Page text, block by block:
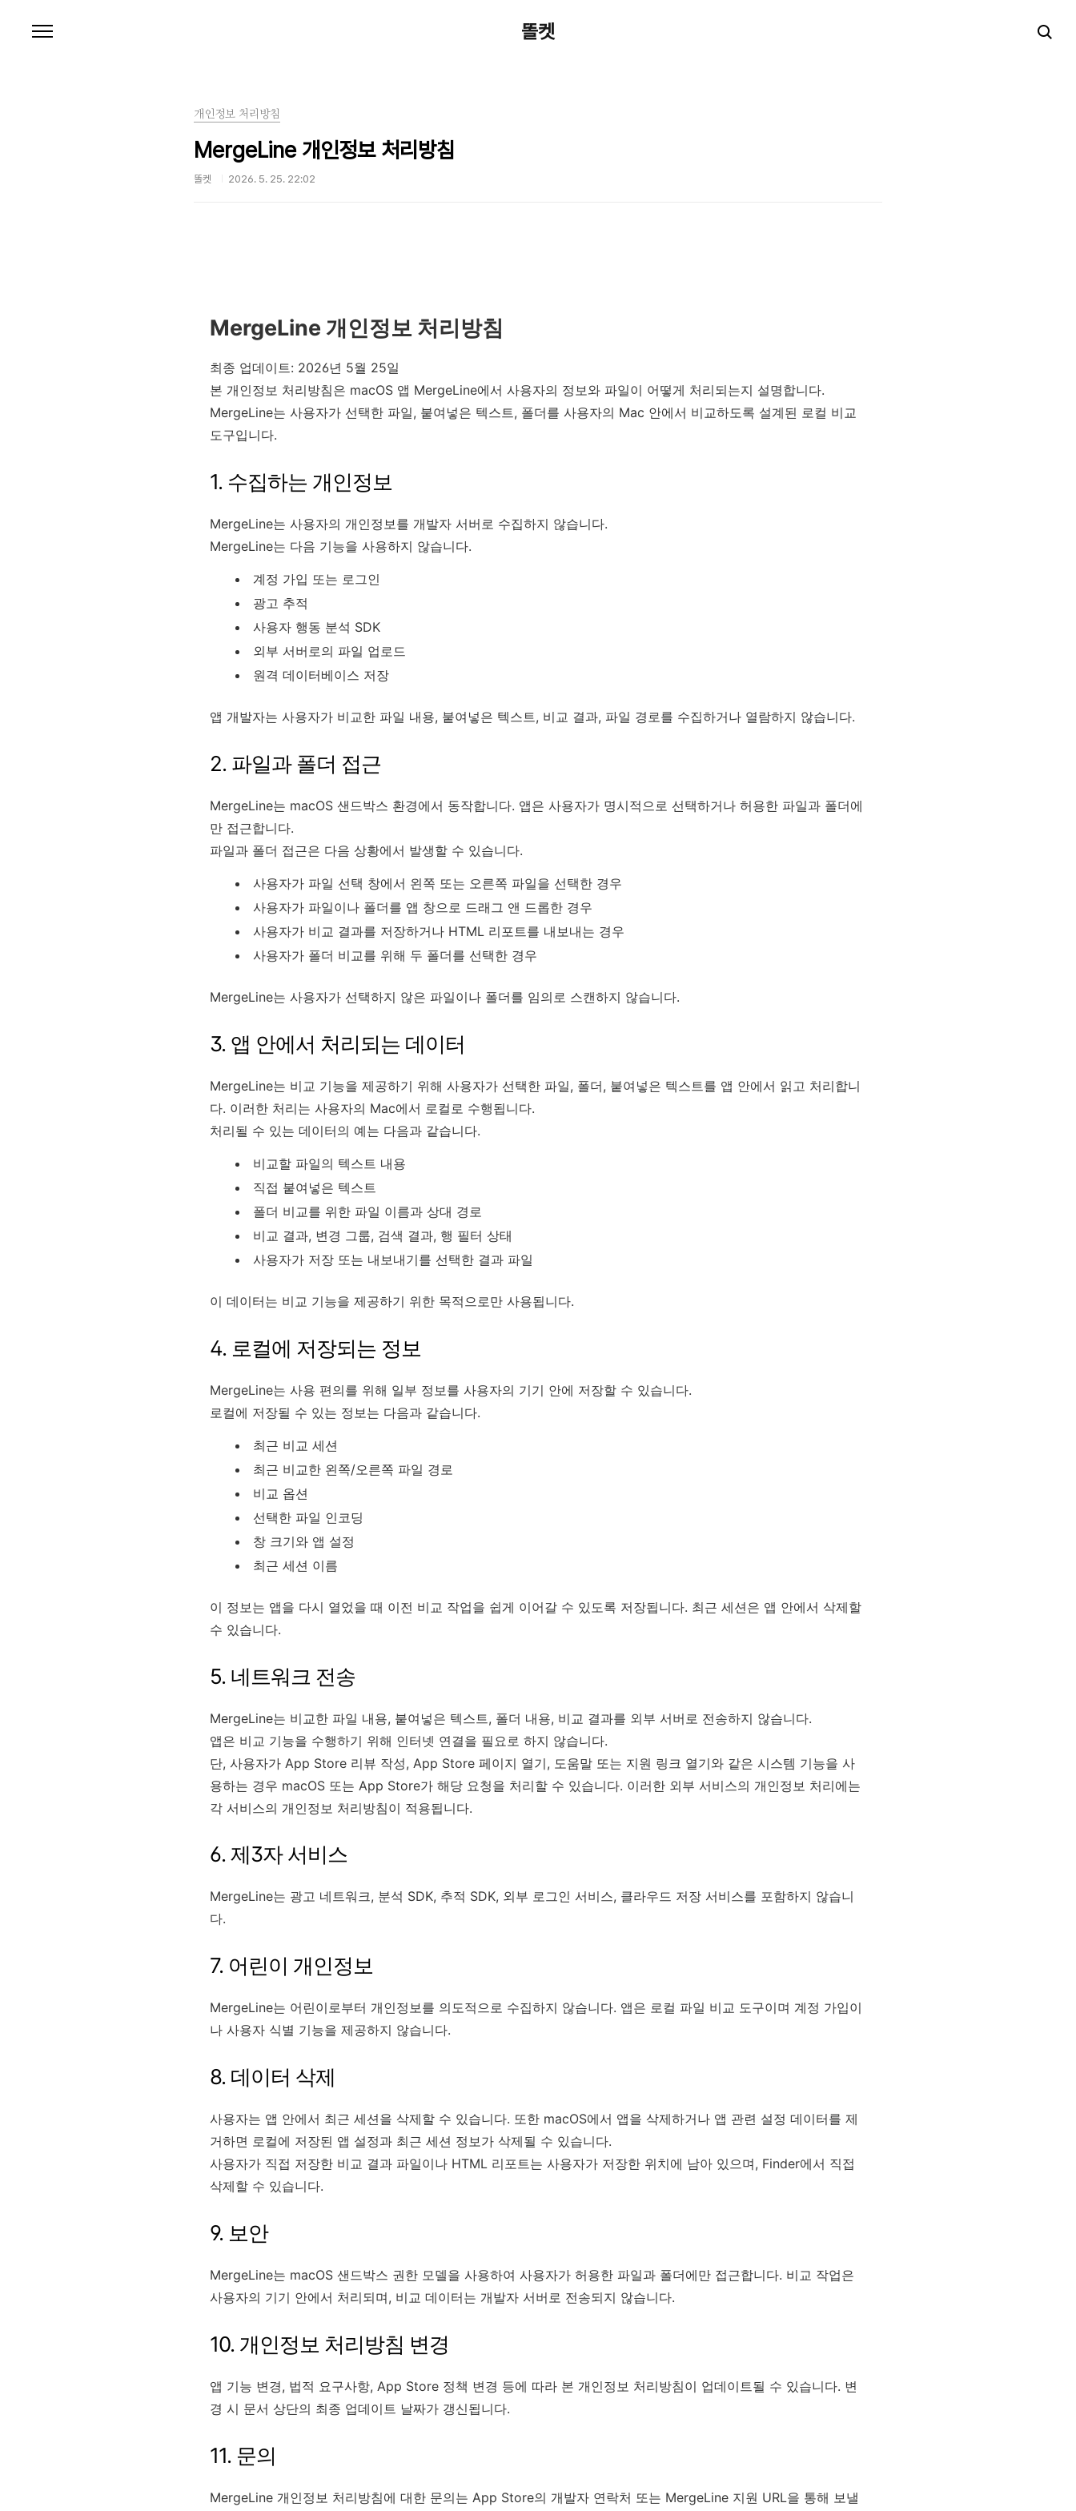
똘켓
개인정보 처리방침
MergeLine 개인정보 처리방침
똘켓 2026. 5. 25. 22:02
MergeLine 개인정보 처리방침
최종 업데이트: 2026년 5월 25일
본 개인정보 처리방침은 macOS 앱 MergeLine에서 사용자의 정보와 파일이 어떻게 처리되는지 설명합니다.
MergeLine는 사용자가 선택한 파일, 붙여넣은 텍스트, 폴더를 사용자의 Mac 안에서 비교하도록 설계된 로컬 비교
도구입니다.
1. 수집하는 개인정보
MergeLine는 사용자의 개인정보를 개발자 서버로 수집하지 않습니다.
MergeLine는 다음 기능을 사용하지 않습니다.
계정 가입 또는 로그인
광고 추적
사용자 행동 분석 SDK
외부 서버로의 파일 업로드
원격 데이터베이스 저장
앱 개발자는 사용자가 비교한 파일 내용, 붙여넣은 텍스트, 비교 결과, 파일 경로를 수집하거나 열람하지 않습니다.
2. 파일과 폴더 접근
MergeLine는 macOS 샌드박스 환경에서 동작합니다. 앱은 사용자가 명시적으로 선택하거나 허용한 파일과 폴더에
만 접근합니다.
파일과 폴더 접근은 다음 상황에서 발생할 수 있습니다.
사용자가 파일 선택 창에서 왼쪽 또는 오른쪽 파일을 선택한 경우
사용자가 파일이나 폴더를 앱 창으로 드래그 앤 드롭한 경우
사용자가 비교 결과를 저장하거나 HTML 리포트를 내보내는 경우
사용자가 폴더 비교를 위해 두 폴더를 선택한 경우
MergeLine는 사용자가 선택하지 않은 파일이나 폴더를 임의로 스캔하지 않습니다.
3. 앱 안에서 처리되는 데이터
MergeLine는 비교 기능을 제공하기 위해 사용자가 선택한 파일, 폴더, 붙여넣은 텍스트를 앱 안에서 읽고 처리합니
다. 이러한 처리는 사용자의 Mac에서 로컬로 수행됩니다.
처리될 수 있는 데이터의 예는 다음과 같습니다.
비교할 파일의 텍스트 내용
직접 붙여넣은 텍스트
폴더 비교를 위한 파일 이름과 상대 경로
비교 결과, 변경 그룹, 검색 결과, 행 필터 상태
사용자가 저장 또는 내보내기를 선택한 결과 파일
이 데이터는 비교 기능을 제공하기 위한 목적으로만 사용됩니다.
4. 로컬에 저장되는 정보
MergeLine는 사용 편의를 위해 일부 정보를 사용자의 기기 안에 저장할 수 있습니다.
로컬에 저장될 수 있는 정보는 다음과 같습니다.
최근 비교 세션
최근 비교한 왼쪽/오른쪽 파일 경로
비교 옵션
선택한 파일 인코딩
창 크기와 앱 설정
최근 세션 이름
이 정보는 앱을 다시 열었을 때 이전 비교 작업을 쉽게 이어갈 수 있도록 저장됩니다. 최근 세션은 앱 안에서 삭제할
수 있습니다.
5. 네트워크 전송
MergeLine는 비교한 파일 내용, 붙여넣은 텍스트, 폴더 내용, 비교 결과를 외부 서버로 전송하지 않습니다.
앱은 비교 기능을 수행하기 위해 인터넷 연결을 필요로 하지 않습니다.
단, 사용자가 App Store 리뷰 작성, App Store 페이지 열기, 도움말 또는 지원 링크 열기와 같은 시스템 기능을 사
용하는 경우 macOS 또는 App Store가 해당 요청을 처리할 수 있습니다. 이러한 외부 서비스의 개인정보 처리에는
각 서비스의 개인정보 처리방침이 적용됩니다.
6. 제3자 서비스
MergeLine는 광고 네트워크, 분석 SDK, 추적 SDK, 외부 로그인 서비스, 클라우드 저장 서비스를 포함하지 않습니
다.
7. 어린이 개인정보
MergeLine는 어린이로부터 개인정보를 의도적으로 수집하지 않습니다. 앱은 로컬 파일 비교 도구이며 계정 가입이
나 사용자 식별 기능을 제공하지 않습니다.
8. 데이터 삭제
사용자는 앱 안에서 최근 세션을 삭제할 수 있습니다. 또한 macOS에서 앱을 삭제하거나 앱 관련 설정 데이터를 제
거하면 로컬에 저장된 앱 설정과 최근 세션 정보가 삭제될 수 있습니다.
사용자가 직접 저장한 비교 결과 파일이나 HTML 리포트는 사용자가 저장한 위치에 남아 있으며, Finder에서 직접
삭제할 수 있습니다.
9. 보안
MergeLine는 macOS 샌드박스 권한 모델을 사용하여 사용자가 허용한 파일과 폴더에만 접근합니다. 비교 작업은
사용자의 기기 안에서 처리되며, 비교 데이터는 개발자 서버로 전송되지 않습니다.
10. 개인정보 처리방침 변경
앱 기능 변경, 법적 요구사항, App Store 정책 변경 등에 따라 본 개인정보 처리방침이 업데이트될 수 있습니다. 변
경 시 문서 상단의 최종 업데이트 날짜가 갱신됩니다.
11. 문의
MergeLine 개인정보 처리방침에 대한 문의는 App Store의 개발자 연락처 또는 MergeLine 지원 URL을 통해 보낼